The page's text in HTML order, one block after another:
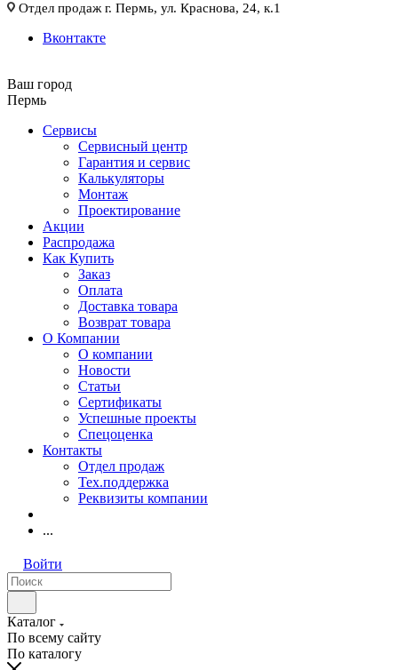
Отдел продаж г. Пермь, ул. Краснова, 24, к.1
Вконтакте
Ваш город
Пермь
Сервисы
Сервисный центр
Гарантия и сервис
Калькуляторы
Монтаж
Проектирование
Акции
Распродажа
Как Купить
Заказ
Оплата
Доставка товара
Возврат товара
О Компании
О компании
Новости
Статьи
Сертификаты
Успешные проекты
Спецоценка
Контакты
Отдел продаж
Тех.поддержка
Реквизиты компании
...
Войти
Каталог
По всему сайту
По каталогу